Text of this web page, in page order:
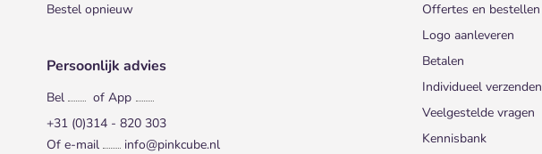
Bestel opnieuw
Persoonlijk advies
Bel
of App
+31 (0)314 - 820 303
Of e-mail
info@pinkcube.nl
Offertes en bestellen
Logo aanleveren
Betalen
Individueel verzenden
Veelgestelde vragen
Kennisbank